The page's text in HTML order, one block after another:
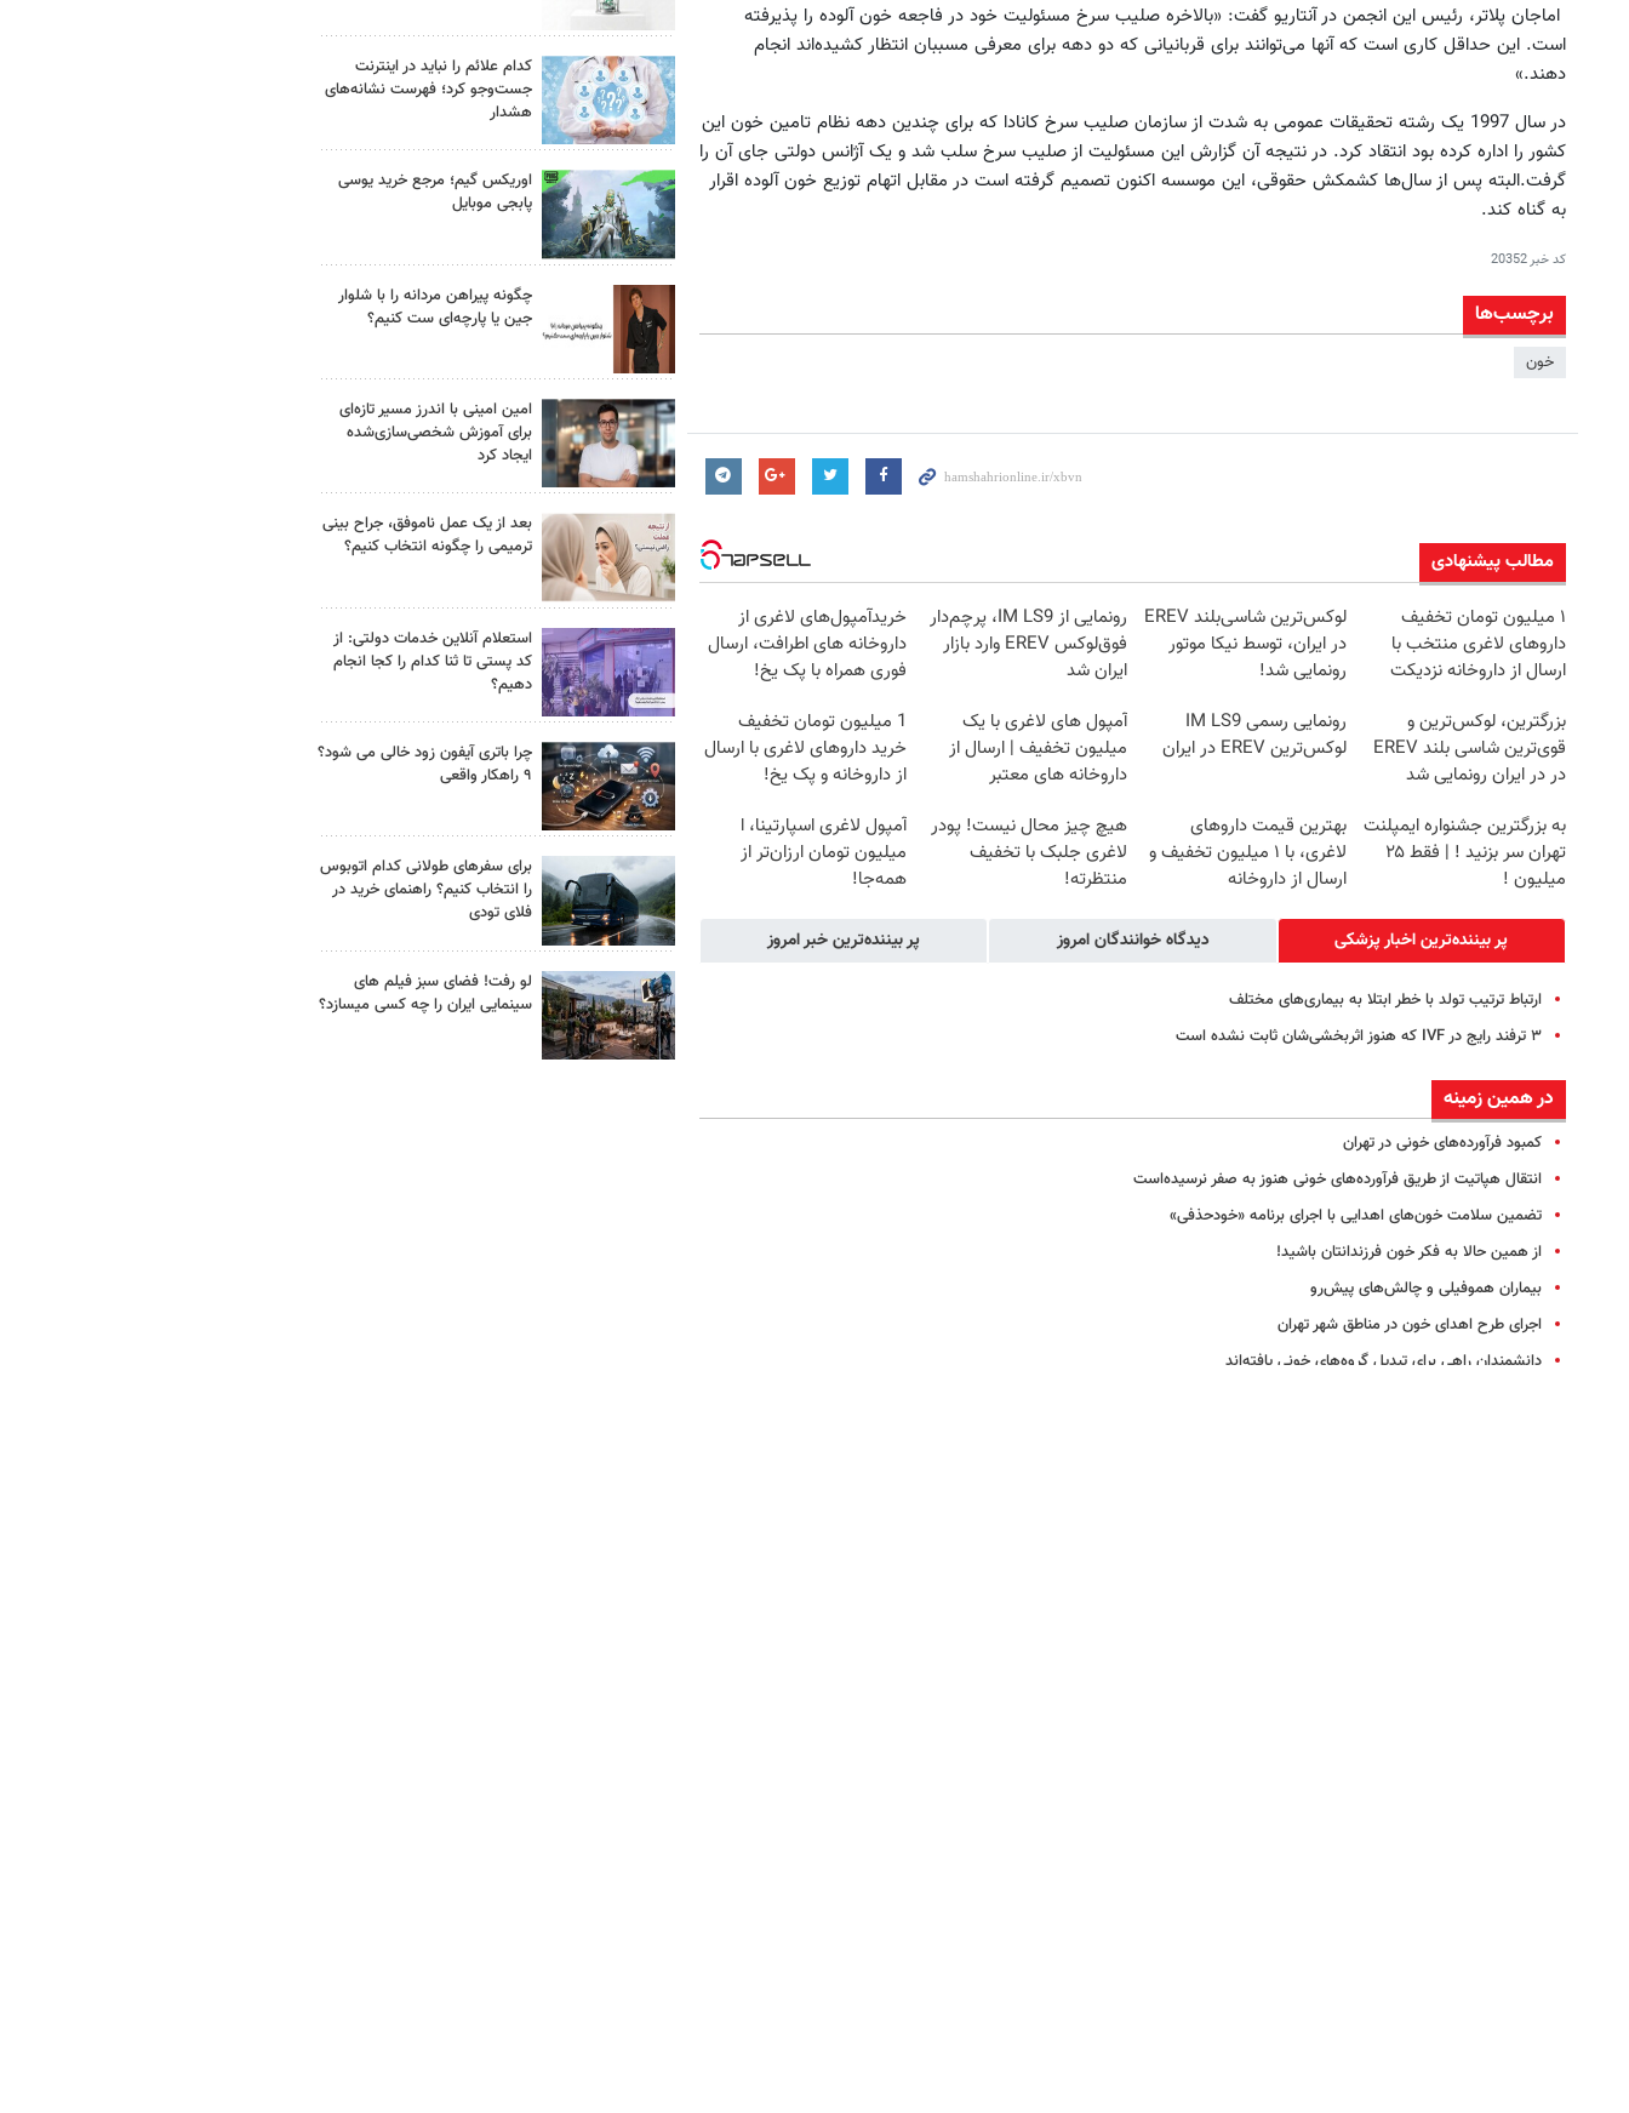
اماجان پلاتر، رئیس این انجمن در آنتاریو گفت: «بالاخره صلیب سرخ مسئولیت خود در فاجعه خون آلوده را پذیرفته
است. این حداقل کاری است که آنها می‌توانند برای قربانیانی که دو دهه برای معرفی مسببان انتظار کشیده‌اند انجام
دهند.»
در سال 1997 یک رشته تحقیقات عمومی ‌به شدت از سازمان صلیب سرخ کانادا که برای چندین دهه نظام تامین خون این
کشور را اداره کرده بود انتقاد کرد. در نتیجه آن گزارش این مسئولیت از صلیب سرخ سلب شد و یک آژانس دولتی جای آن را
گرفت.البته پس از سال‌ها کشمکش حقوقی، این موسسه اکنون تصمیم گرفته است در مقابل اتهام توزیع خون آلوده اقرار
به گناه کند.
کد خبر20352
برچسب‌ها
خون
مطالب پیشنهادی
۱ میلیون تومان تخفیف
داروهای لاغری منتخب با
ارسال از داروخانه نزدیکت
لوکس‌ترین شاسی‌بلند EREV
در ایران، توسط نیکا موتور
رونمایی شد!
رونمایی از IM LS9، پرچم‌دار
فوق‌لوکس EREV وارد بازار
ایران شد
خریدآمپول‌های لاغری از
داروخانه های اطرافت، ارسال
فوری همراه با پک یخ!
بزرگترین، لوکس‌ترین و
قوی‌ترین شاسی بلند EREV
در در ایران رونمایی شد
رونمایی رسمی IM LS9
لوکس‌ترین EREV در ایران
آمپول های لاغری با یک
میلیون تخفیف | ارسال از
داروخانه های معتبر
1 میلیون تومان تخفیف
خرید داروهای لاغری با ارسال
از داروخانه و پک یخ!
به بزرگترین جشنواره ایمپلنت
تهران سر بزنید ! | فقط ۲۵
میلیون !
بهترین قیمت داروهای
لاغری، با ۱ میلیون تخفیف و
ارسال از داروخانه‌
هیچ چیز محال نیست! پودر
لاغری جلبک با تخفیف
منتظرته!
آمپول لاغری اسپارتینا، ا
میلیون تومان ارزان‌تر از
همه‌جا!
پر بیننده‌ترین اخبار پزشکی دیدگاه خوانندگان امروز پر بیننده‌ترین خبر امروز
ارتباط ترتیب تولد با خطر ابتلا به بیماری‌های مختلف
۳ ترفند رایج در IVF که هنوز اثربخشی‌شان ثابت نشده است
در همین زمینه
کمبود فرآورده‌های خونی در تهران
انتقال هپاتیت از طریق فرآورده‌های خونی هنوز به صفر نرسیده‌است
تضمین سلامت خون‌های اهدایی با اجرای برنامه «خودحذفی»
از همین حالا به فکر خون فرزندانتان باشید!
بیماران هموفیلی و چالش‌های پیش‌رو
اجرای طرح اهدای خون در مناطق شهر تهران
دانشمندان راهی برای تبدیل گروه‌های خونی یافته‌اند
کدام علائم را نباید در اینترنت
جست‌وجو کرد؛ فهرست نشانه‌های
هشدار
اوریکس گیم؛ مرجع خرید یوسی
پابجی موبایل
چگونه پیراهن مردانه را با شلوار
جین یا پارچه‌ای ست کنیم؟
امین امینی با اندرز مسیر تازه‌ای
برای آموزش شخصی‌سازی‌شده
ایجاد کرد
بعد از یک عمل ناموفق، جراح بینی
ترمیمی را چگونه انتخاب کنیم؟
استعلام آنلاین خدمات دولتی: از
کد پستی تا ثنا کدام را کجا انجام
دهیم؟
چرا باتری آیفون زود خالی می شود؟
۹ راهکار واقعی
برای سفرهای طولانی کدام اتوبوس
را انتخاب کنیم؟ راهنمای خرید در
فلای تودی
لو رفت! فضای سبز فیلم های
سینمایی ایران را چه کسی میسازد؟